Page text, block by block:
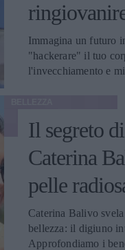
Immagina un futuro
"hackerare" il tuo
l'invecchiamento e
Il segreto
Caterina
pelle
Caterina Balivo
bellezza: il digiuno
Approfondiamo i